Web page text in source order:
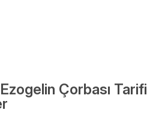
Çorbası Tarifi